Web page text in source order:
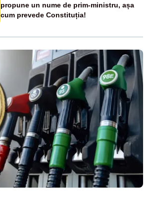
propune un nume de prim-ministru, așa
cum prevede Constituția!